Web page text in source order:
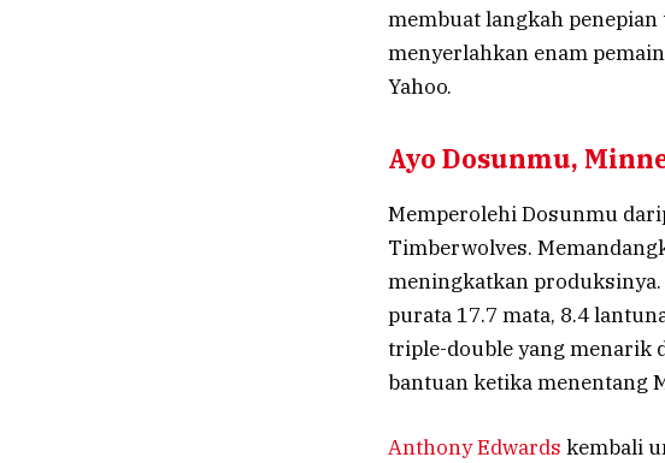
membuat langkah
menyerlahkan enam
Yahoo.
Ayo Dosunmu,
Memperolehi Dosunmu
Timberwolves.
meningkatkan
purata 17.7 mata, 8.4
triple-double yang menarik
bantuan ketika menentang
Anthony Edwards kembali